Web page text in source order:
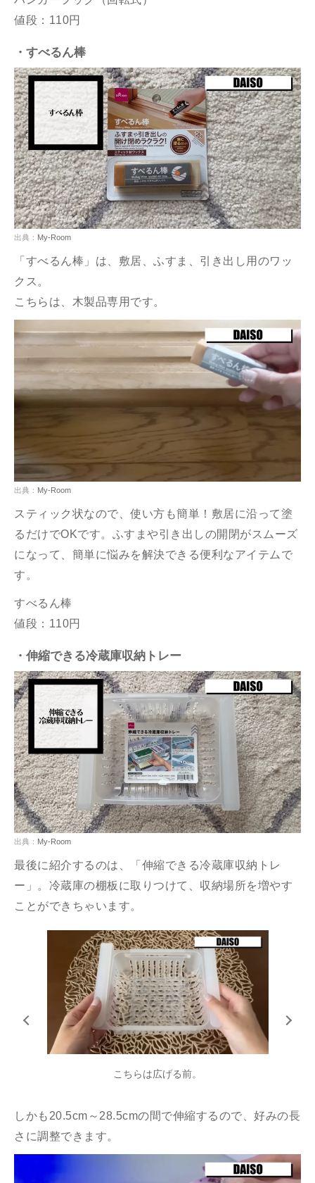
値段：110円
・すべるん棒
出典： My-Room
「すべるん棒」は、敷居、ふすま、引き出し用のワッ
クス。
こちらは、木製品専用です。
出典： My-Room
スティック状なので、使い方も簡単！敷居に沿って塗
るだけでOKです。ふすまや引き出しの開閉がスムーズ
になって、簡単に悩みを解決できる便利なアイテムで
す。
すべるん棒
値段：110円
・伸縮できる冷蔵庫収納トレー
出典： My-Room
最後に紹介するのは、「伸縮できる冷蔵庫収納トレ
ー」。冷蔵庫の棚板に取りつけて、収納場所を増やす
ことができちゃいます。
こちらは広げる前。
しかも20.5cm～28.5cmの間で伸縮するので、好みの長
さに調整できます。